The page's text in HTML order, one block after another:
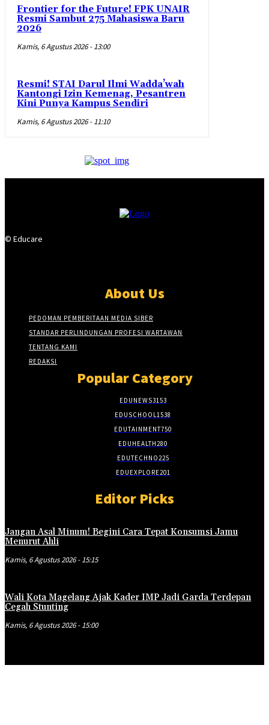
Frontier for the Future! FPK UNAIR
Resmi Sambut 275 Mahasiswa Baru
2026
Kamis, 6 Agustus 2026 - 13:00
Resmi! STAI Darul Ilmi Wadda’wah
Kantongi Izin Kemenag, Pesantren
Kini Punya Kampus Sendiri
Kamis, 6 Agustus 2026 - 11:10
© Educare
About Us
PEDOMAN PEMBERITAAN MEDIA SIBER
STANDAR PERLINDUNGAN PROFESI WARTAWAN
TENTANG KAMI
REDAKSI
Popular Category
EDUNEWS3153
EDUSCHOOL1538
EDUTAINMENT750
EDUHEALTH280
EDUTECHNO225
EDUEXPLORE201
Editor Picks
Jangan Asal Minum! Begini Cara Tepat Konsumsi Jamu
Menurut Ahli
Kamis, 6 Agustus 2026 - 15:15
Wali Kota Magelang Ajak Kader IMP Jadi Garda Terdepan
Cegah Stunting
Kamis, 6 Agustus 2026 - 15:00